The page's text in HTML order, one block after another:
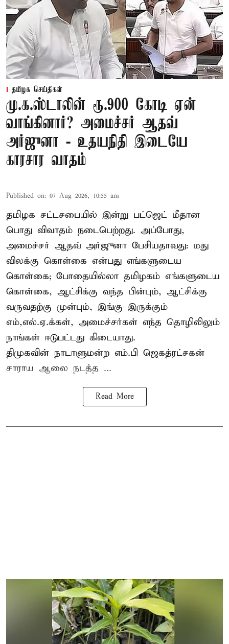
தமிழக செய்திகள்
மு.க.ஸ்டாலின் ரூ.900 கோடி ஏன்
வாங்கினார்? அமைச்சர் ஆதவ்
அர்ஜுனா - உதயநிதி இடையே
காரசார வாதம்
Published on: 07 Aug 2026, 10:55 am
தமிழக சட்டசபையில் இன்று பட்ஜெட் மீதான
பொது விவாதம் நடைபெற்றது. அப்போது,
அமைச்சர் ஆதவ் அர்ஜுனா பேசியதாவது: மது
விலக்கு கொள்கை என்பது எங்களுடைய
கொள்கை; போதையில்லா தமிழகம் எங்களுடைய
கொள்கை, ஆட்சிக்கு வந்த பின்பும், ஆட்சிக்கு
வருவதற்கு முன்பும், இங்கு இருக்கும்
எம்,எல்.ஏ.க்கள், அமைச்சர்கள் எந்த தொழிலிலும்
நாங்கள் ஈடுபட்டது கிடையாது.
திமுகவின் நாடாளுமன்ற எம்.பி ஜெகத்ரட்சகன்
சாராய ஆலை நடத்த ...
Read More